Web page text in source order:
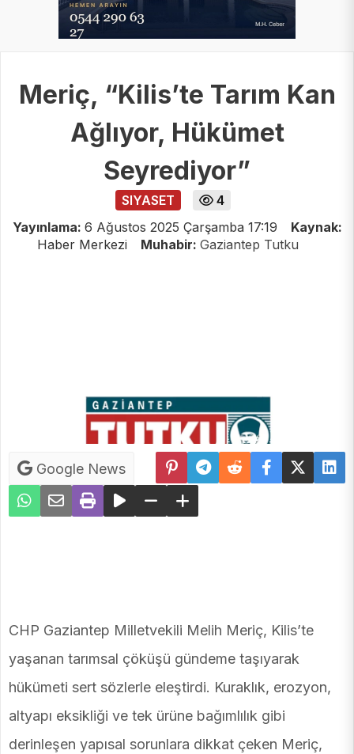
Meriç, “Kilis’te Tarım Kan
Ağlıyor, Hükümet
Seyrediyor”
SIYASET
4
Yayınlama: 6 Ağustos 2025 Çarşamba 17:19
Kaynak:
Haber Merkezi
Muhabir: Gaziantep Tutku
Google News
CHP Gaziantep Milletvekili Melih Meriç, Kilis’te
yaşanan tarımsal çöküşü gündeme taşıyarak
hükümeti sert sözlerle eleştirdi. Kuraklık, erozyon,
altyapı eksikliği ve tek ürüne bağımlılık gibi
derinleşen yapısal sorunlara dikkat çeken Meriç,